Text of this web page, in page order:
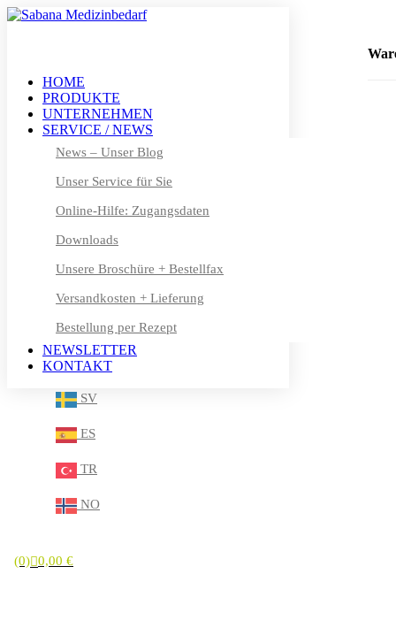
+49 (0) 611 – 50 46 40 8-0
MEIN KONTO
DE
DE
EN
FR
NL
FI
IT
SV
ES
TR
NO
(0) 0,00 €
HOME
PRODUKTE
UNTERNEHMEN
SERVICE / NEWS
News – Unser Blog
Unser Service für Sie
Online-Hilfe: Zugangsdaten
Downloads
Unsere Broschüre + Bestellfax
Versandkosten + Lieferung
Bestellung per Rezept
NEWSLETTER
KONTAKT